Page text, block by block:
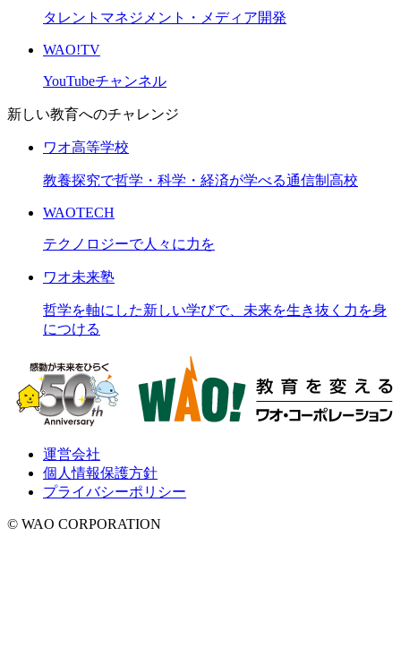
タレントマネジメント・メディア開発
WAO!TV
YouTubeチャンネル
新しい教育へのチャレンジ
ワオ高等学校
教養探究で哲学・科学・経済が学べる通信制高校
WAOTECH
テクノロジーで人々に力を
ワオ未来塾
哲学を軸にした新しい学びで、未来を生き抜く力を身
につける
運営会社
個人情報保護方針
プライバシーポリシー
© WAO CORPORATION